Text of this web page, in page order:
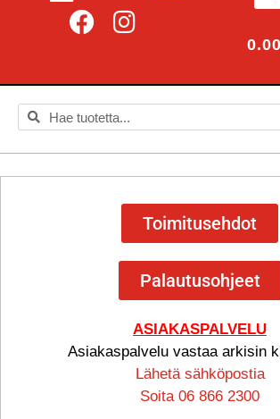
Toimitusehdot
Palautusohjeet
ASIAKASPALVELU
Asiakaspalvelu vastaa arkisin
Lähetä sähköpostia
Soita 06 866 2300